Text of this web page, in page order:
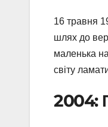
16 травня
шлях до
маленька
світу
2004: